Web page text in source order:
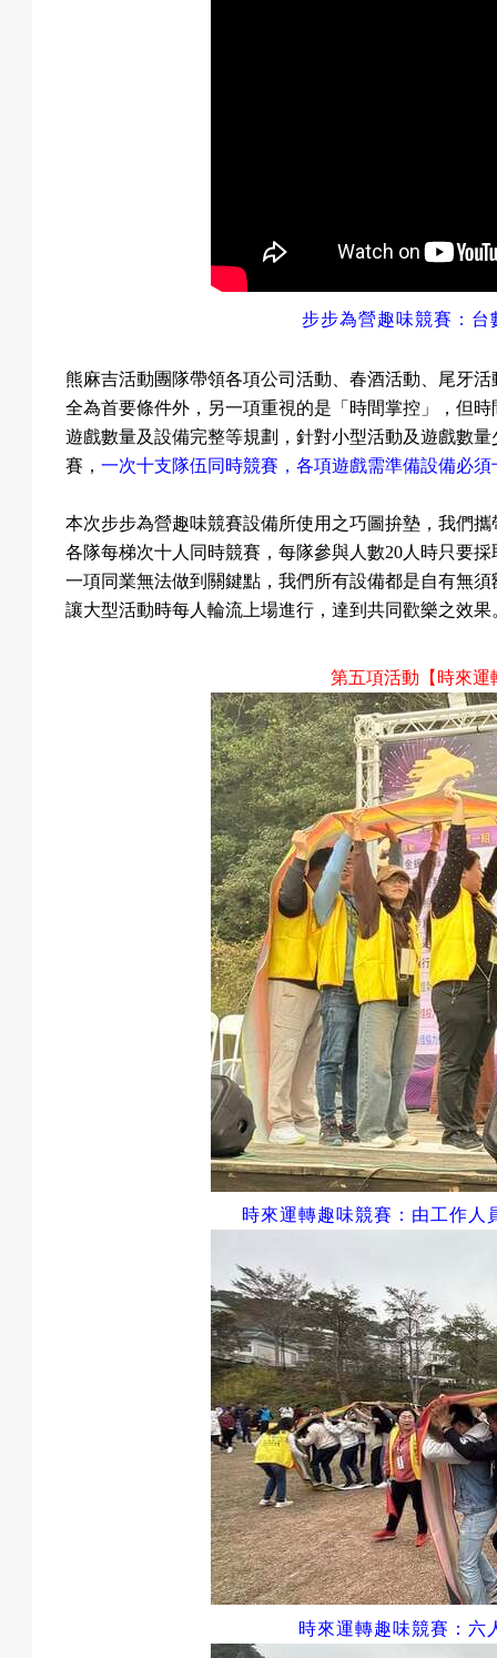
步步為營趣味競賽：台
熊麻吉活動團隊帶領各項公司活動、春酒活動、尾牙
全為首要條件外，另一項重視的是「時間掌控」，但
遊戲數量及設備完整等規劃，針對小型活動及遊戲數
賽，一次十支隊伍同時競賽，各項遊戲需準備設備必須
本次步步為營趣味競賽設備所使用之巧圖拚墊，我們
各隊每梯次十人同時競賽，每隊參與人數20人時只要
一項同業無法做到關鍵點，我們所有設備都是自有無
讓大型活動時每人輪流上場進行，達到共同歡樂之效果
第五項活動 【時來運
時來運轉趣味競賽 ： 由工作人
時來運轉趣味競賽 ：六